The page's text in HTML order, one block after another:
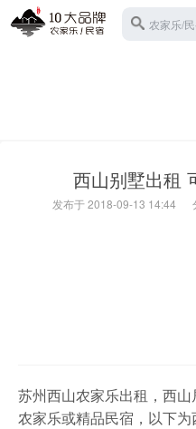
农家乐
农家乐/
西山别墅出租
发布于 2018-09-13 14:44
苏州西山农家乐出租，西
农家乐或精品民宿，以下